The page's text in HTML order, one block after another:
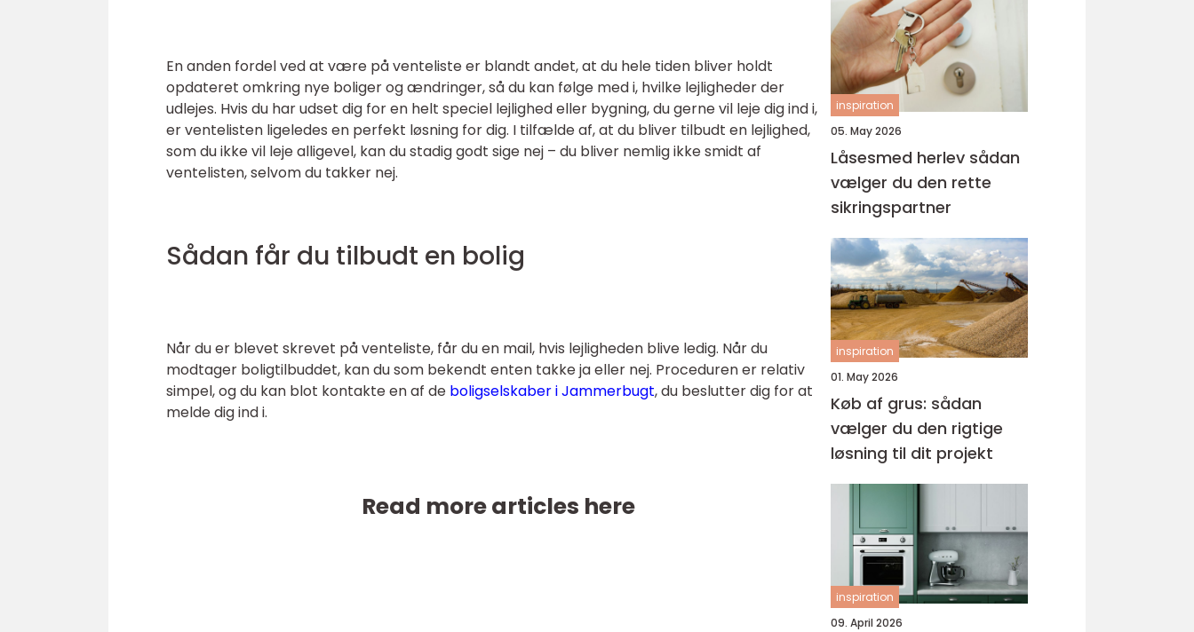
En anden fordel ved at være på venteliste er blandt andet, at du hele tiden bliver holdt
opdateret omkring nye boliger og ændringer, så du kan følge med i, hvilke lejligheder der
udlejes. Hvis du har udset dig for en helt speciel lejlighed eller bygning, du gerne vil leje dig ind i,
er ventelisten ligeledes en perfekt løsning for dig. I tilfælde af, at du bliver tilbudt en lejlighed,
som du ikke vil leje alligevel, kan du stadig godt sige nej – du bliver nemlig ikke smidt af
ventelisten, selvom du takker nej.
Sådan får du tilbudt en bolig
Når du er blevet skrevet på venteliste, får du en mail, hvis lejligheden blive ledig. Når du
modtager boligtilbuddet, kan du som bekendt enten takke ja eller nej. Proceduren er relativ
simpel, og du kan blot kontakte en af de boligselskaber i Jammerbugt, du beslutter dig for at
melde dig ind i.
Read more articles here
inspiration
05. May 2026
Låsesmed herlev sådan
vælger du den rette
sikringspartner
inspiration
01. May 2026
Køb af grus: sådan
vælger du den rigtige
løsning til dit projekt
inspiration
09. April 2026